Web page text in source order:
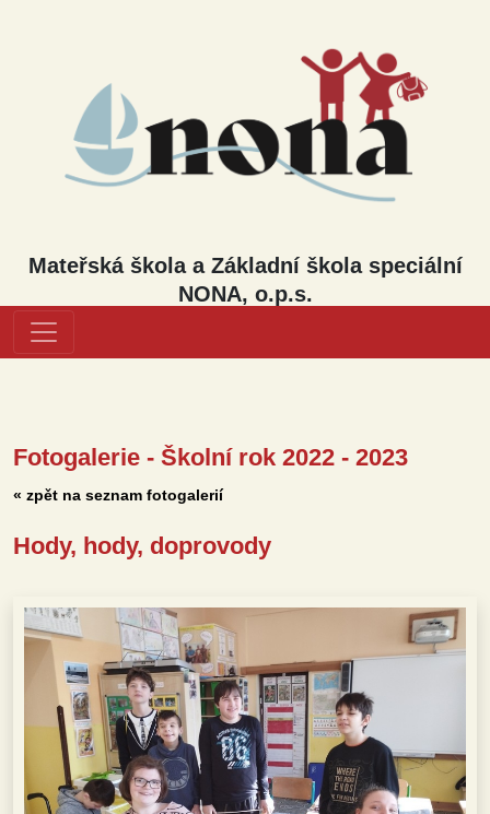
Mateřská škola a Základní škola speciální
NONA, o.p.s.
Fotogalerie - Školní rok 2022 - 2023
« zpět na seznam fotogalerií
Hody, hody, doprovody